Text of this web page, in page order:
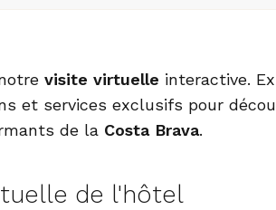
visite virtuelle interactive.
et services exclusifs pour
de la Costa Brava.
de l'hôtel